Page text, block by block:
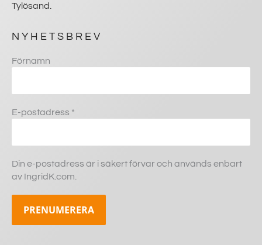
Tylösand.
NYHETSBREV
Förnamn
E-postadress *
Din e-postadress är i säkert förvar och används enbart
av IngridK.com.